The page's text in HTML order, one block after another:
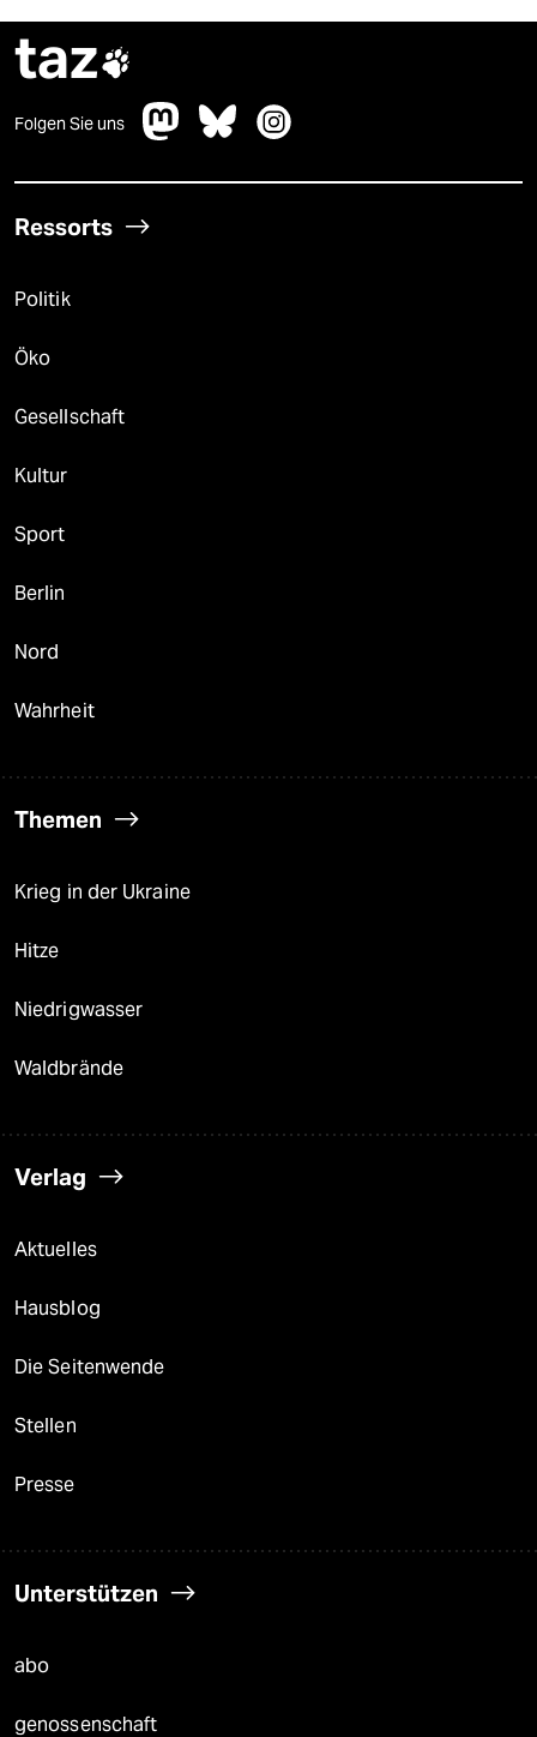
taz
Folgen Sie uns
Ressorts
Politik
Öko
Gesellschaft
Kultur
Sport
Berlin
Nord
Wahrheit
Themen
Krieg in der Ukraine
Hitze
Niedrigwasser
Waldbrände
Verlag
Aktuelles
Hausblog
Die Seitenwende
Stellen
Presse
Unterstützen
abo
genossenschaft